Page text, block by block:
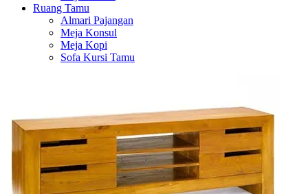
Ruang Tamu
Almari Pajangan
Meja Konsul
Meja Kopi
Sofa Kursi Tamu